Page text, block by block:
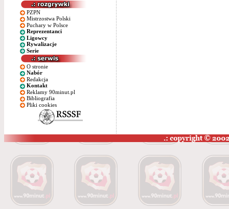
PZPN
Mistrzostwa Polski
Puchary w Polsce
Reprezentanci
Ligowcy
Rywalizacje
Serie
O stronie
Nabór
Redakcja
Kontakt
Reklamy 90minut.pl
Bibliografia
Pliki cookies